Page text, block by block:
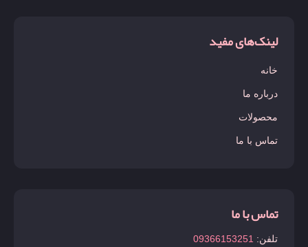
لینک‌های مفید
خانه
درباره ما
محصولات
تماس با ما
تماس با ما
تلفن: 09366153251